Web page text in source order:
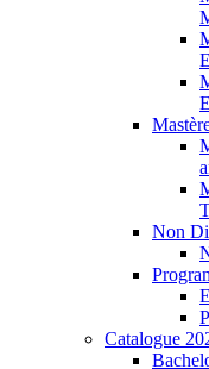
Non
Catalogue